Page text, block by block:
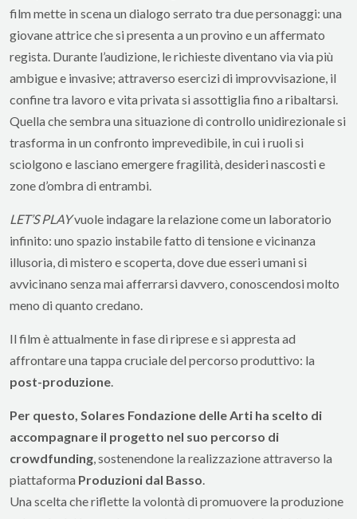
film mette in scena un dialogo serrato tra due personaggi: una
giovane attrice che si presenta a un provino e un affermato
regista. Durante l’audizione, le richieste diventano via via più
ambigue e invasive; attraverso esercizi di improvvisazione, il
confine tra lavoro e vita privata si assottiglia fino a ribaltarsi.
Quella che sembra una situazione di controllo unidirezionale si
trasforma in un confronto imprevedibile, in cui i ruoli si
sciolgono e lasciano emergere fragilità, desideri nascosti e
zone d’ombra di entrambi.
LET’S PLAYvuole indagare la relazione come un laboratorio
infinito: uno spazio instabile fatto di tensione e vicinanza
illusoria, di mistero e scoperta, dove due esseri umani si
avvicinano senza mai afferrarsi davvero, conoscendosi molto
meno di quanto credano.
Il film è attualmente in fase di riprese e si appresta ad
affrontare una tappa cruciale del percorso produttivo: la
post-produzione.
Per questo, Solares Fondazione delle Arti ha scelto di
accompagnare il progetto nel suo percorso di
crowdfunding, sostenendone la realizzazione attraverso la
piattaforma Produzioni dal Basso.
Una scelta che riflette la volontà di promuovere la produzione